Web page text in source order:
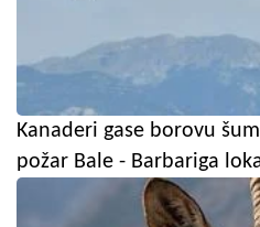
Kanaderi gase borovu
požar Bale - Barbariga